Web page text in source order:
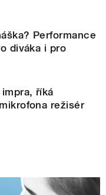
Performance
diváka i pro
říká
režisér